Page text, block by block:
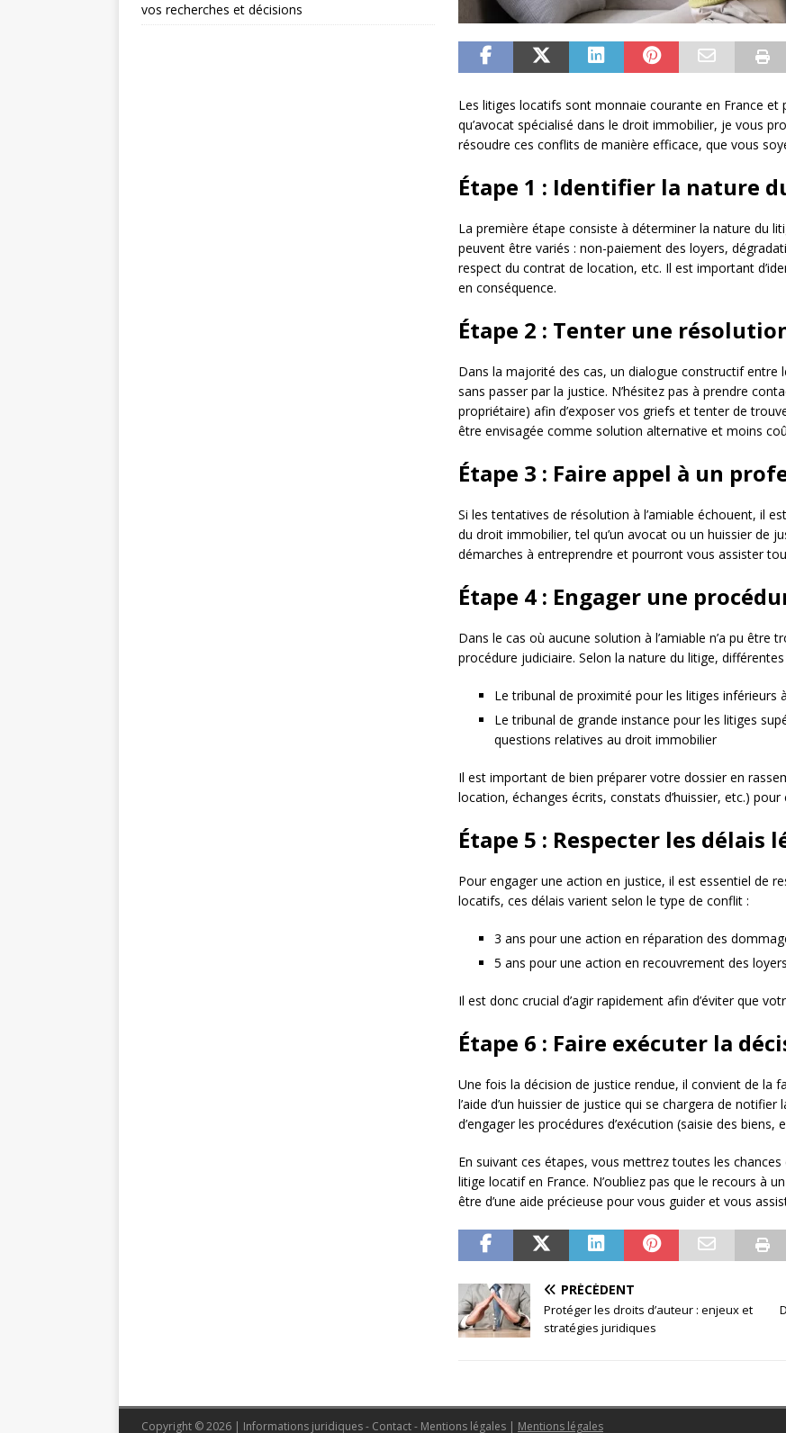
Les litiges locatifs sont monnaie courante en France
qu’avocat spécialisé dans le droit immobilier, je vous
résoudre ces conflits de manière efficace, que vous
Étape 1 : Identifier la nature
La première étape consiste à déterminer la nature du
peuvent être variés : non-paiement des loyers,
respect du contrat de location, etc. Il est important
en conséquence.
Étape 2 : Tenter une
Dans la majorité des cas, un dialogue constructif
sans passer par la justice. N’hésitez pas à prendre
propriétaire) afin d’exposer vos griefs et tenter de
être envisagée comme solution alternative et moins
Étape 3 : Faire appel à un
Si les tentatives de résolution à l’amiable échouent, il
du droit immobilier, tel qu’un avocat ou un huissier de
démarches à entreprendre et pourront vous assister
Étape 4 : Engager une
Dans le cas où aucune solution à l’amiable n’a pu être
procédure judiciaire. Selon la nature du litige,
Le tribunal de proximité pour les litiges inférieurs
Le tribunal de grande instance pour les litiges
questions relatives au droit immobilier
Il est important de bien préparer votre dossier en
location, échanges écrits, constats d’huissier, etc.)
Étape 5 : Respecter les délais
Pour engager une action en justice, il est essentiel de
locatifs, ces délais varient selon le type de conflit :
3 ans pour une action en réparation des
5 ans pour une action en recouvrement des
Il est donc crucial d’agir rapidement afin d’éviter que
Étape 6 : Faire exécuter la
Une fois la décision de justice rendue, il convient de la
l’aide d’un huissier de justice qui se chargera de
d’engager les procédures d’exécution (saisie des biens,
En suivant ces étapes, vous mettrez toutes les
litige locatif en France. N’oubliez pas que le recours à
être d’une aide précieuse pour vous guider et vous
PRÉCÉDENT
Protéger les droits d’auteur : enjeux et
stratégies juridiques
vos recherches et décisions
Copyright © 2026 | Informations juridiques - Contact - Mentions légales | Mentions légales